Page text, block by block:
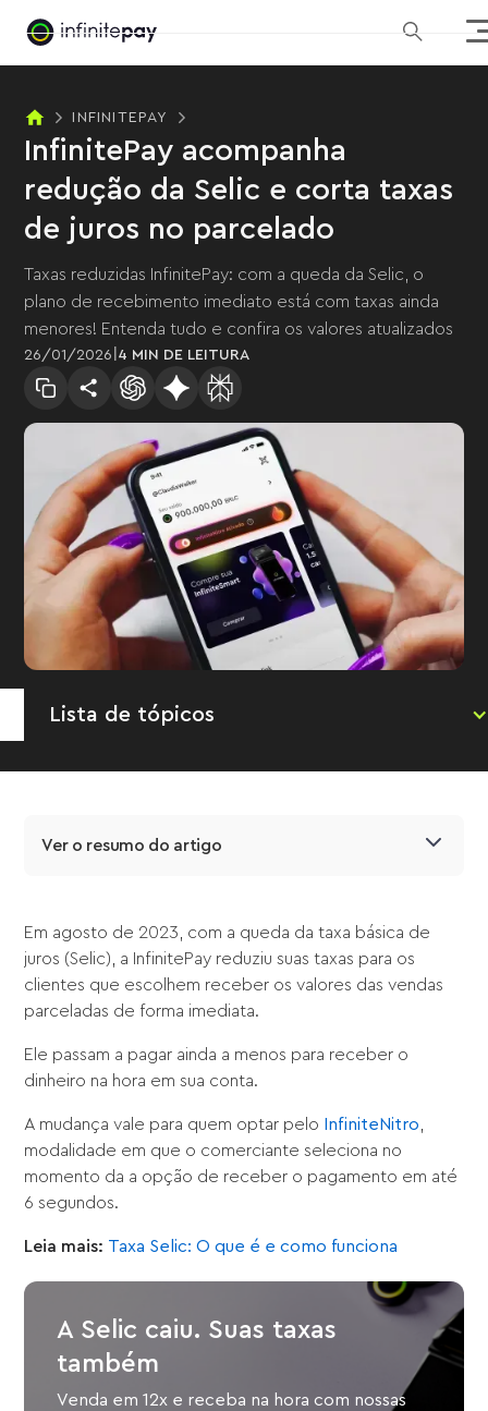
INFINITEPAY
InfinitePay acompanha
redução da Selic e corta taxas
de juros no parcelado
Taxas reduzidas InfinitePay: com a queda da Selic, o
plano de recebimento imediato está com taxas ainda
menores! Entenda tudo e confira os valores atualizados
26 /01 /2026 4 MIN DE LEITURA
Lista de tópicos
Ver o resumo do artigo
Em agosto de 2023, com a queda da taxa básica de
juros (Selic), a InfinitePay reduziu suas taxas para os
clientes que escolhem receber os valores das vendas
parceladas de forma imediata.
Ele passam a pagar ainda a menos para receber o
dinheiro na hora em sua conta.
A mudança vale para quem optar pelo InfiniteNitro
modalidade em que o comerciante seleciona no
momento da a opção de receber o pagamento em até
6 segundos.
Leia mais: Taxa Selic: O que é e como funciona
A Selic caiu. Suas taxas
também
Venda em 12x e receba na hora com nossas